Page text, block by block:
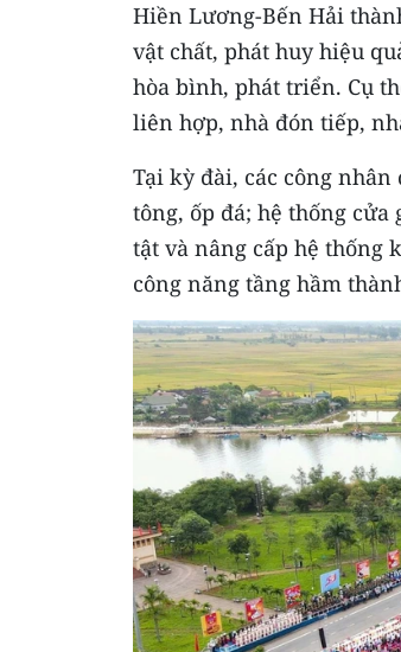
Hiền Lương-Bến Hải
vật chất, phát huy hiệu
hòa bình, phát triển. Cụ
liên hợp, nhà đón tiếp,
Tại kỳ đài, các công
tông, ốp đá; hệ thống
tật và nâng cấp hệ thống
công năng tầng hầm